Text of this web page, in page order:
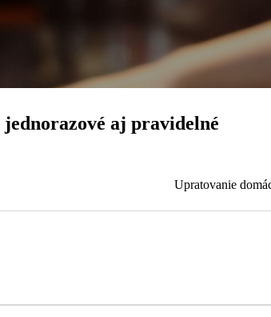
aj pravidelné
Upratovanie